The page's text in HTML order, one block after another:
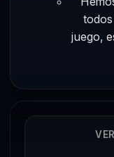
juego,